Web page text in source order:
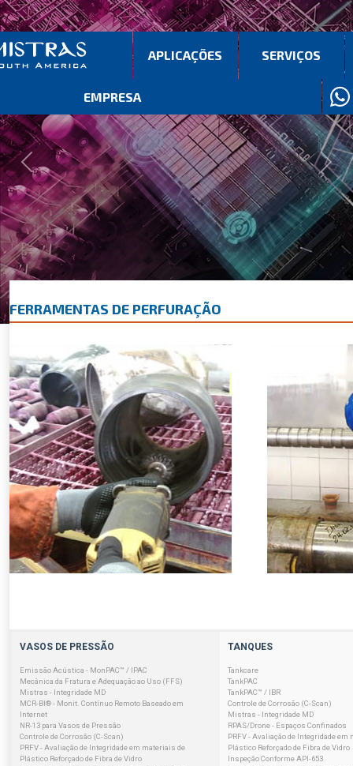
Previous Next
APLICAÇÕES SERVIÇOS
EMPRESA
FERRAMENTAS DE PERFURAÇÃO
VASOS DE PRESSÃO
Emissão Acústica - MonPAC™ / IPAC
Mecânica da Fratura e Adequação ao Uso (FFS)
Mistras - Integridade MD
MCR-BI® - Monit. Contínuo Remoto Baseado em
Internet
NR-13 para Vasos de Pressão
Controle de Corrosão (C-Scan)
PRFV - Avaliação de Integridade em materiais de
Plástico Reforçado de Fibra de Vidro
TANQUES
Tankcare
TankPAC
TankPAC™ / IBR
Controle de Corrosão (C-Scan)
Mistras - Integridade MD
RPAS/Drone - Espaços Confinados
PRFV - Avaliação de Integridade em
Plástico Reforçado de Fibra de Vidro
Inspeção Conforme API-653